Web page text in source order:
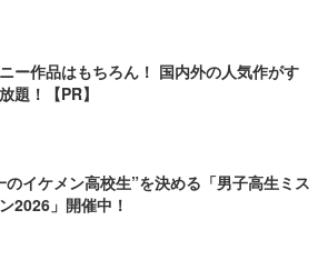
ー作品はもちろん！ 国内外の人気作がす
題！【PR】
のイケメン高校生”を決める「男子高生ミス
2026」開催中！